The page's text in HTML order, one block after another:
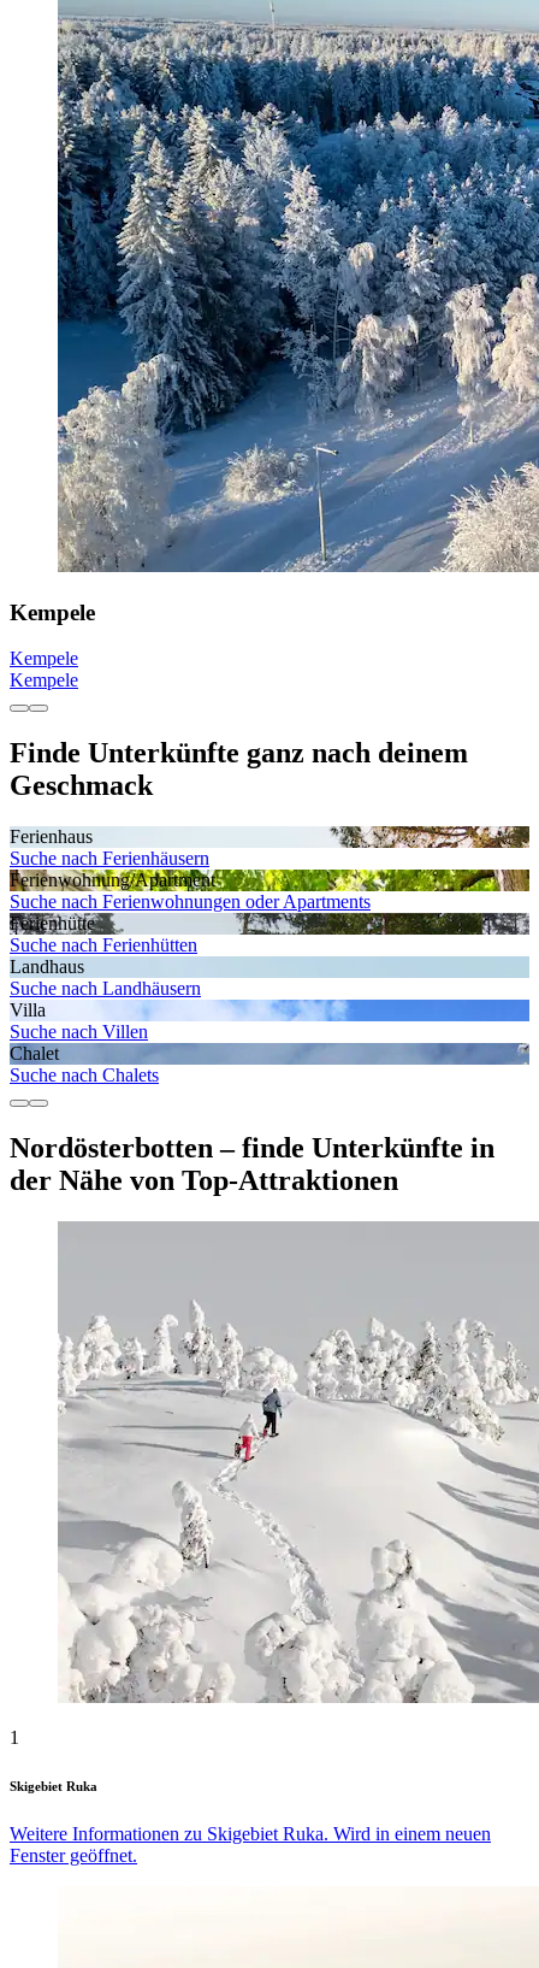
Kempele
Kempele
Kempele
Finde Unterkünfte ganz nach deinem
Geschmack
Ferienhaus
Suche nach Ferienhäusern
Ferienwohnung/Apartment
Suche nach Ferienwohnungen oder Apartments
Ferienhütte
Suche nach Ferienhütten
Landhaus
Suche nach Landhäusern
Villa
Suche nach Villen
Chalet
Suche nach Chalets
Nordösterbotten – finde Unterkünfte in
der Nähe von Top-Attraktionen
1
Skigebiet Ruka
Weitere Informationen zu Skigebiet Ruka. Wird in einem neuen
Fenster geöffnet.